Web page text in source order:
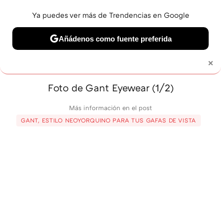
BELLEZA SHOPPING VIAJES GASTRO SNEAKERS
Foto de Gant Eyewear (1/2)
Más información en el post
GANT, ESTILO NEOYORQUINO PARA TUS GAFAS DE VISTA
×
Ya puedes ver más de Trendencias en Google
Añádenos como fuente preferida